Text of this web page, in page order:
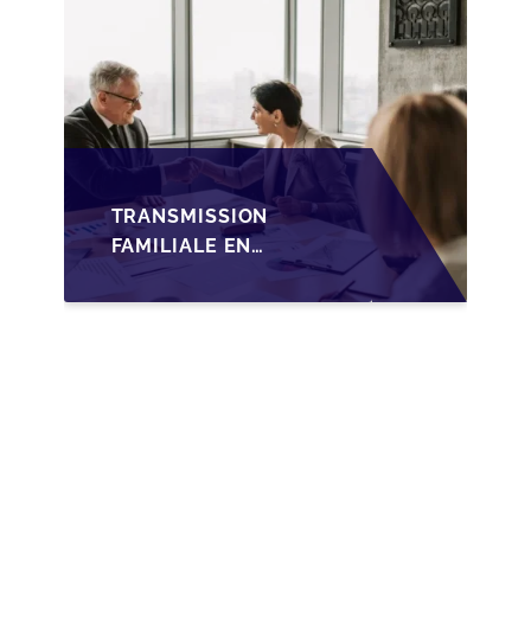
TRANSMISSION
FAMILIALE EN
WALLONIE :
NOUVELLES